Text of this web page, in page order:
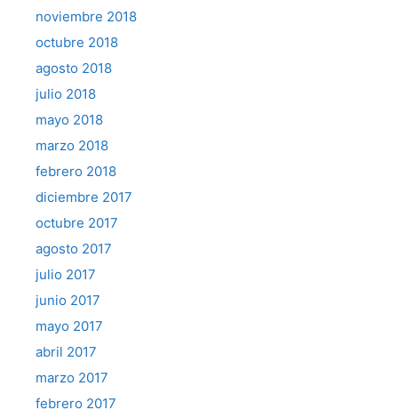
noviembre 2018
octubre 2018
agosto 2018
julio 2018
mayo 2018
marzo 2018
febrero 2018
diciembre 2017
octubre 2017
agosto 2017
julio 2017
junio 2017
mayo 2017
abril 2017
marzo 2017
febrero 2017